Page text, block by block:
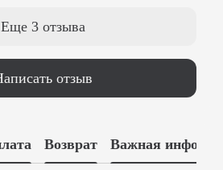
Еще 3 отзыва
отзыв
Возврат Важная